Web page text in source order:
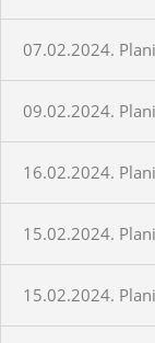
07.02.2024.
09.02.2024.
16.02.2024.
15.02.2024.
15.02.2024.